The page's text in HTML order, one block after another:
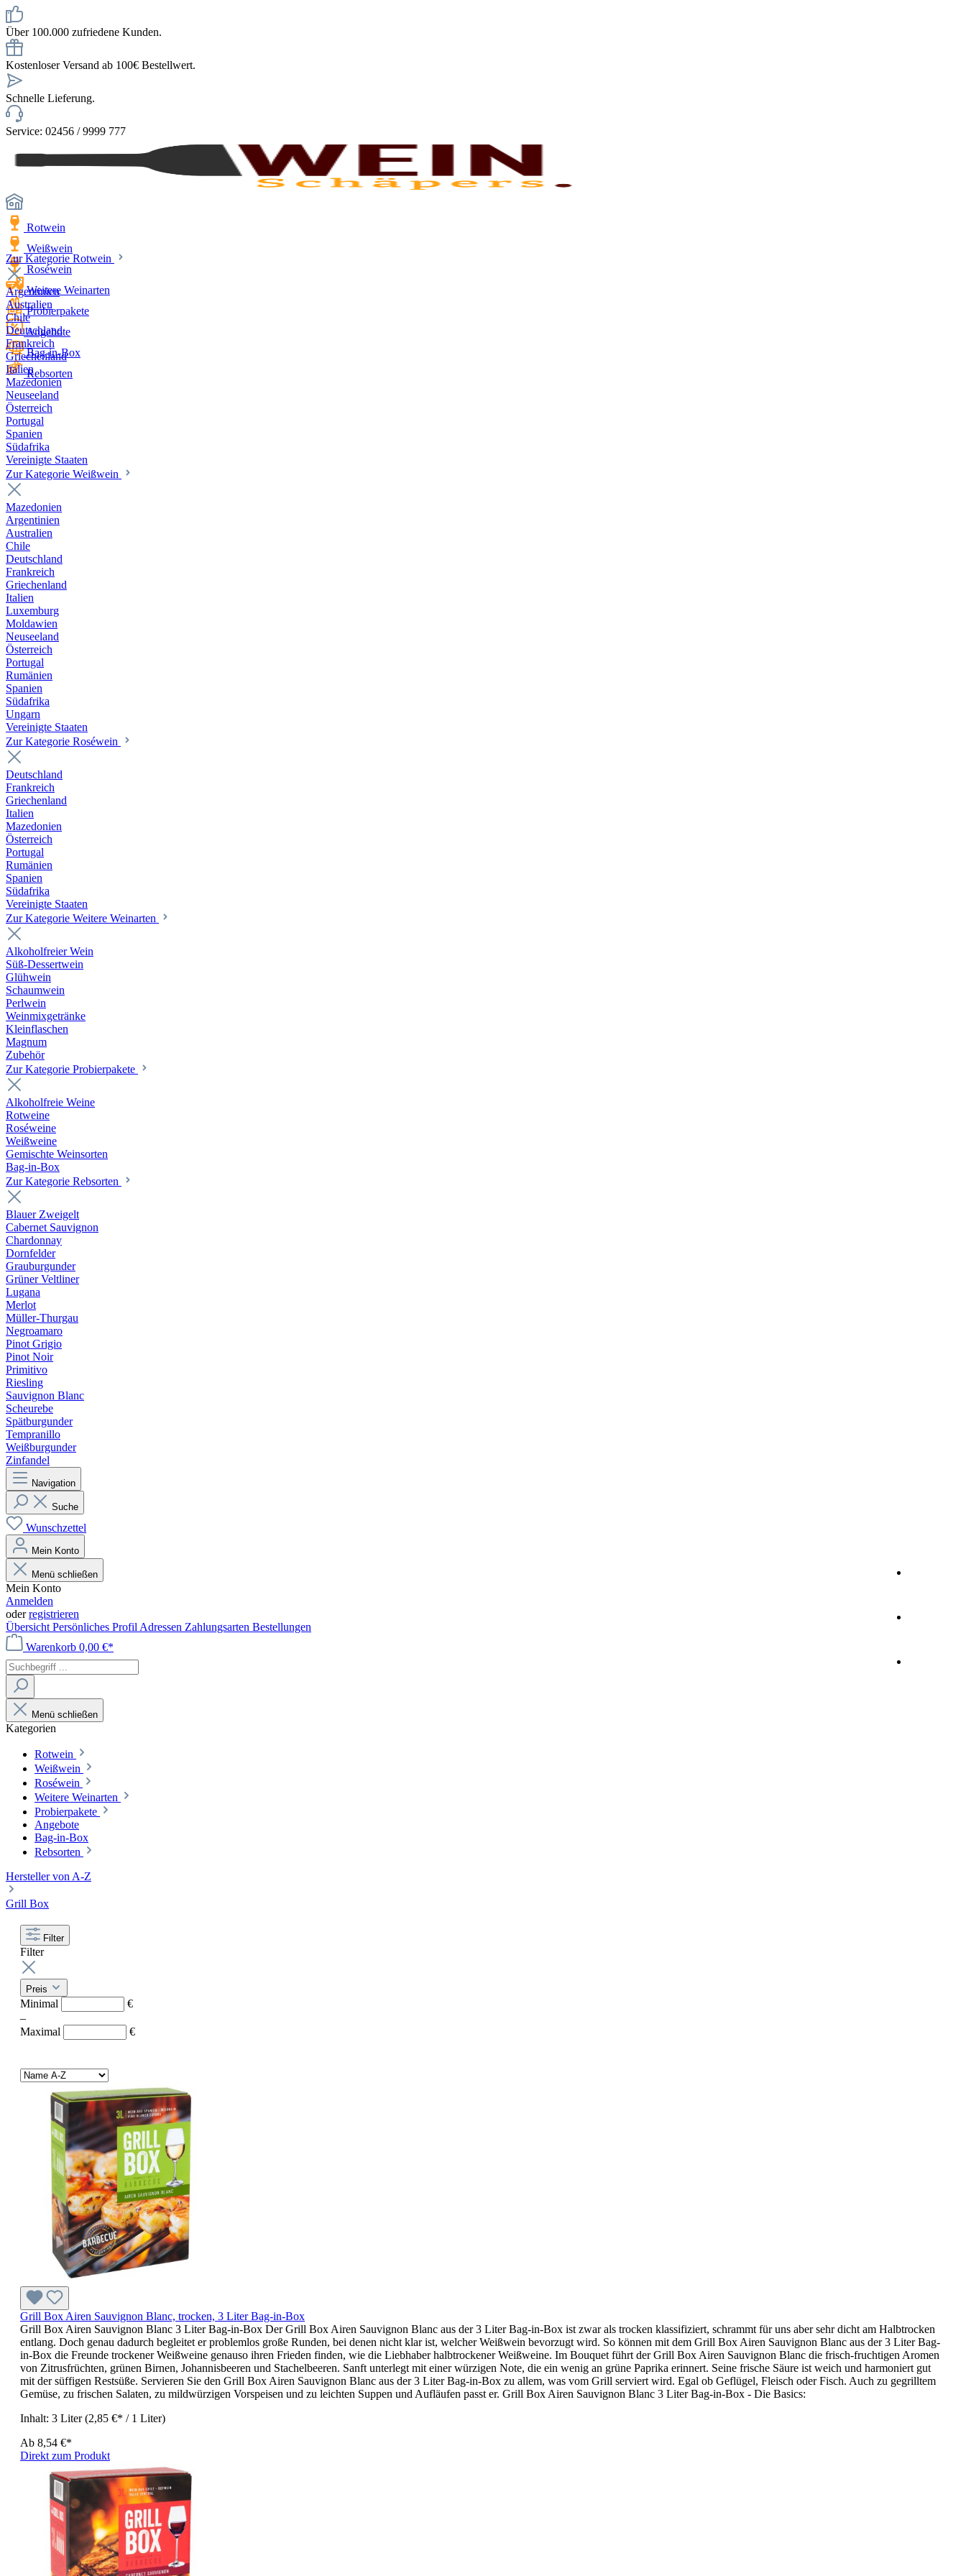
Über 100.000 zufriedene Kunden.
Kostenloser Versand ab 100€ Bestellwert.
Schnelle Lieferung.
Service: 02456 / 9999 777
Rotwein
Weißwein
Roséwein
Weitere Weinarten
Probierpakete
Angebote
Bag-in-Box
Rebsorten
Zur Kategorie Rotwein
Argentinien
Australien
Chile
Deutschland
Frankreich
Griechenland
Italien
Mazedonien
Neuseeland
Österreich
Portugal
Spanien
Südafrika
Vereinigte Staaten
Zur Kategorie Weißwein
Mazedonien
Argentinien
Australien
Chile
Deutschland
Frankreich
Griechenland
Italien
Luxemburg
Moldawien
Neuseeland
Österreich
Portugal
Rumänien
Spanien
Südafrika
Ungarn
Vereinigte Staaten
Zur Kategorie Roséwein
Deutschland
Frankreich
Griechenland
Italien
Mazedonien
Österreich
Portugal
Rumänien
Spanien
Südafrika
Vereinigte Staaten
Zur Kategorie Weitere Weinarten
Alkoholfreier Wein
Süß-Dessertwein
Glühwein
Schaumwein
Perlwein
Weinmixgetränke
Kleinflaschen
Magnum
Zubehör
Zur Kategorie Probierpakete
Alkoholfreie Weine
Rotweine
Roséweine
Weißweine
Gemischte Weinsorten
Bag-in-Box
Zur Kategorie Rebsorten
Blauer Zweigelt
Cabernet Sauvignon
Chardonnay
Dornfelder
Grauburgunder
Grüner Veltliner
Lugana
Merlot
Müller-Thurgau
Negroamaro
Pinot Grigio
Pinot Noir
Primitivo
Riesling
Sauvignon Blanc
Scheurebe
Spätburgunder
Tempranillo
Weißburgunder
Zinfandel
Navigation
Suche
Wunschzettel
Mein Konto
Menü schließen
Mein Konto
Anmelden
oderregistrieren
Übersicht Persönliches Profil Adressen Zahlungsarten Bestellungen
Warenkorb 0,00 €*
Menü schließen
Kategorien
Rotwein
Weißwein
Roséwein
Weitere Weinarten
Probierpakete
Angebote
Bag-in-Box
Rebsorten
Hersteller von A-Z
Grill Box
Filter
Filter
Preis
Minimal
€
–
Maximal
€
Grill Box Airen Sauvignon Blanc, trocken, 3 Liter Bag-in-Box
Grill Box Airen Sauvignon Blanc 3 Liter Bag-in-Box Der Grill Box Airen Sauvignon Blanc aus der 3 Liter Bag-in-Box ist zwar als trocken klassifiziert, schrammt für uns aber sehr dicht am Halbtrocken
entlang. Doch genau dadurch begleitet er problemlos große Runden, bei denen nicht klar ist, welcher Weißwein bevorzugt wird. So können mit dem Grill Box Airen Sauvignon Blanc aus der 3 Liter Bag-
in-Box die Freunde trockener Weißweine genauso ihren Frieden finden, wie die Liebhaber halbtrockener Weißweine. Im Bouquet führt der Grill Box Airen Sauvignon Blanc die frisch-fruchtigen Aromen
von Zitrusfrüchten, grünen Birnen, Johannisbeeren und Stachelbeeren. Sanft unterlegt mit einer würzigen Note, die ein wenig an grüne Paprika erinnert. Seine frische Säure ist weich und harmoniert gut
mit der süffigen Restsüße. Servieren Sie den Grill Box Airen Sauvignon Blanc aus der 3 Liter Bag-in-Box zu allem, was vom Grill serviert wird. Egal ob Geflügel, Fleisch oder Fisch. Auch zu gegrilltem
Gemüse, zu frischen Salaten, zu mildwürzigen Vorspeisen und zu leichten Suppen und Aufläufen passt er. Grill Box Airen Sauvignon Blanc 3 Liter Bag-in-Box - Die Basics:
Inhalt: 3 Liter(2,85 €* / 1 Liter)
Ab 8,54 €*
Direkt zum Produkt